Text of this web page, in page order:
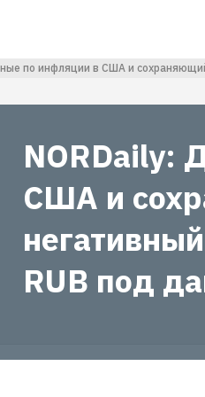
по инфляции в США и
NORDaily:
США и
RUB под